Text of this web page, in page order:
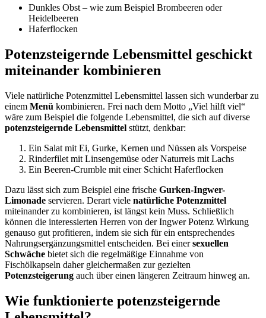
Dunkles Obst – wie zum Beispiel Brombeeren oder
Heidelbeeren
Haferflocken
Potenzsteigernde Lebensmittel geschickt
miteinander kombinieren
Viele natürliche Potenzmittel Lebensmittel lassen sich wunderbar zu
einem Menü kombinieren. Frei nach dem Motto „Viel hilft viel“
wäre zum Beispiel die folgende Lebensmittel, die sich auf diverse
potenzsteigernde Lebensmittel stützt, denkbar:
Ein Salat mit Ei, Gurke, Kernen und Nüssen als Vorspeise
Rinderfilet mit Linsengemüse oder Naturreis mit Lachs
Ein Beeren-Crumble mit einer Schicht Haferflocken
Dazu lässt sich zum Beispiel eine frische Gurken-Ingwer-
Limonade servieren. Derart viele natürliche Potenzmittel
miteinander zu kombinieren, ist längst kein Muss. Schließlich
können die interessierten Herren von der Ingwer Potenz Wirkung
genauso gut profitieren, indem sie sich für ein entsprechendes
Nahrungsergänzungsmittel entscheiden. Bei einersexuellen
Schwäche bietet sich die regelmäßige Einnahme von
Fischölkapseln daher gleichermaßen zur gezielten
Potenzsteigerung auch über einen längeren Zeitraum hinweg an.
Wie funktionierte potenzsteigernde